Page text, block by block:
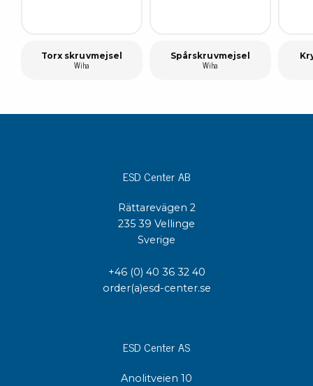
Torx skruvmejsel
Wiha
Spårskruvmejsel
Wiha
ESD Center AB
Rättarevägen 2
235 39 Vellinge
Sverige
+46 (0) 40 36 32 40
order(a)esd-center.se
ESD Center AS
Anolitveien 10